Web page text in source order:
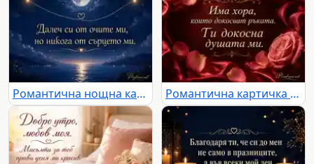
Романтична нощна картичка за любов от разстояние под луна и звезди Романтична картичка с роза, червен сатен и послание за докосване на душата